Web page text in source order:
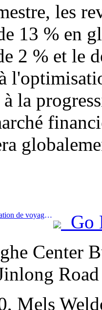
les
13 % en
2 % et le
la
Prev:Le boom de la consommation de voyages d'été s'accélère, le marché du tourisme culturel innove et se modernise
Go
Center
Road
Mels